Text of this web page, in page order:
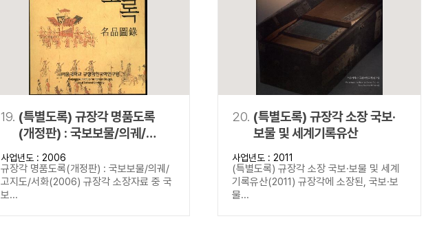
19. (특별도록) 규장각 명품도록
(개정판) : 국보보물/의궤/
고지도/서화
사업년도 : 2006
규장각 명품도록(개정판) : 국보보물/의궤/
고지도/서화(2006) 규장각 소장자료 중 국
보...
20. (특별도록) 규장각 소장 국보·
보물 및 세계기록유산
사업년도 : 2011
(특별도록) 규장각 소장 국보·보물 및 세계
기록유산(2011) 규장각에 소장된, 국보·보
물...